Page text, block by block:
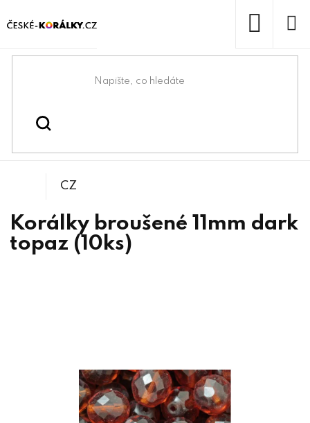
na
Domů
Korálky
Korálky broušené 11mm dark
topaz (10ks)
CZ